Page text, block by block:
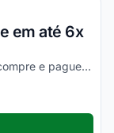
em até 6x
Navegue pelo site, conheça os produtos, compre e pague parcelado sem juros no cartão em até 6 prestações. Confira!